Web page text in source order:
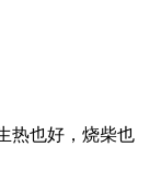
热也好，烧柴也